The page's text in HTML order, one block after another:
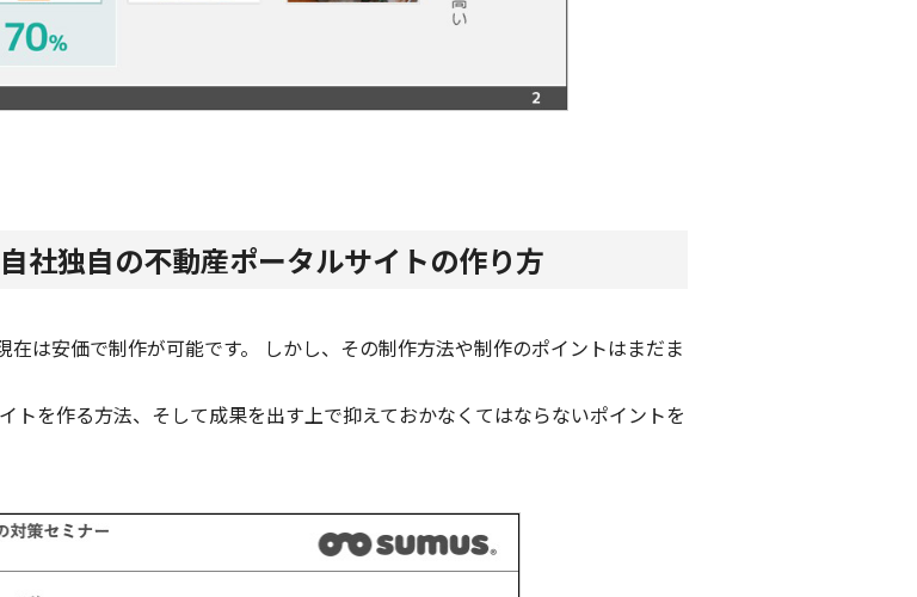
社独自の不動産ポータルサイトの作り方
は安価で制作が可能です。 しかし、その制作方法や制作のポイントはまだま
トを作る方法、そして成果を出す上で抑えておかなくてはならないポイントを